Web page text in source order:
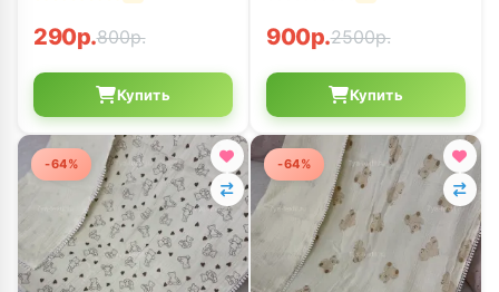
290р.800р.
Купить
900р.2500р.
Купить
-64% -64%